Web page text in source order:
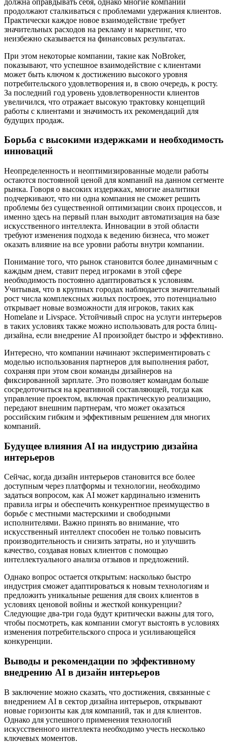
продолжают сталкиваться с проблемами удержания клиентов.
Практически каждое новое взаимодействие требует
значительных расходов на рекламу и маркетинг, что
неизбежно сказывается на финансовых результатах.
При этом некоторые компании, такие как NoBroker,
показывают, что успешное взаимодействие с клиентами
может быть ключом к достижению высокого уровня
потребительского удовлетворения и, в свою очередь, к росту.
За последний год уровень удовлетворенности клиентов
увеличился, что отражает высокую трактовку концепций
работы с клиентами и значимость их рекомендаций для
будущих продаж.
Борьба с высокими издержками и необходимость
инноваций
Неопределенность и неоптимизированные модели работы
остаются постоянной ценой для компаний на данном сегменте
рынка. Говоря о высоких издержках, многие аналитики
подчеркивают, что ни одна компания не сможет решить
проблемы без существенной оптимизации своих процессов, и
именно здесь на первый план выходит автоматизация на базе
искусственного интеллекта. Инновации в этой области
требуют изменения подхода к ведению бизнеса, что может
оказать влияние на все уровни работы внутри компании.
Понимание того, что рынок становится более динамичным с
каждым днем, ставит перед игроками в этой сфере
необходимость постоянно адаптироваться к условиям.
Учитывая, что в крупных городах наблюдается значительный
рост числа комплексных жилых построек, это потенциально
открывает новые возможности для игроков, таких как
Homelane и Livspace. Устойчивый спрос на услуги интерьеров
в таких условиях также можно использовать для роста блиц-
дизайна, если внедрение AI произойдет быстро и эффективно.
Интересно, что компании начинают экспериментировать с
моделью использования партнеров для выполнения работ,
сохраняя при этом свои команды дизайнеров на
фиксированной зарплате. Это позволяет командам больше
сосредоточиться на креативной составляющей, тогда как
управление проектом, включая практическую реализацию,
передают внешним партнерам, что может оказаться
российским гибким и эффективным решением для многих
компаний.
Будущее влияния AI на индустрию дизайна
интерьеров
Сейчас, когда дизайн интерьеров становится все более
доступным через платформы и технологии, необходимо
задаться вопросом, как AI может кардинально изменить
правила игры и обеспечить конкурентное преимущество в
борьбе с местными мастерскими и свободными
исполнителями. Важно принять во внимание, что
искусственный интеллект способен не только повысить
производительность и снизить затраты, но и улучшить
качество, создавая новых клиентов с помощью
интеллектуального анализа отзывов и предложений.
Однако вопрос остается открытым: насколько быстро
индустрия сможет адаптироваться к новым технологиям и
предложить уникальные решения для своих клиентов в
условиях ценовой войны и жесткой конкуренции?
Следующие два-три года будут критически важны для того,
чтобы посмотреть, как компании смогут выстоять в условиях
изменения потребительского спроса и усиливающейся
конкуренции.
Выводы и рекомендации по эффективному
внедрению AI в дизайн интерьеров
В заключение можно сказать, что достижения, связанные с
внедрением AI в сектор дизайна интерьеров, открывают
новые горизонты как для компаний, так и для клиентов.
Однако для успешного применения технологий
искусственного интеллекта необходимо учесть несколько
ключевых моментов.